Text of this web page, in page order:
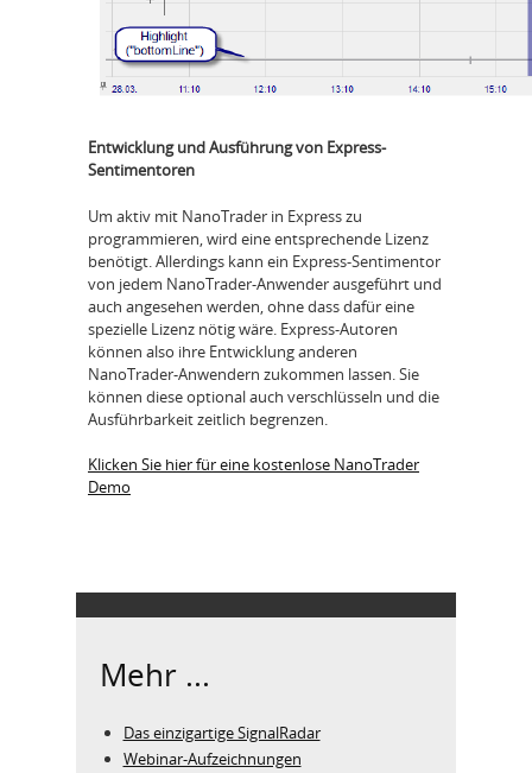
Entwicklung und Ausführung von Express-
Sentimentoren
Um aktiv mit NanoTrader in Express zu
programmieren, wird eine entsprechende Lizenz
benötigt. Allerdings kann ein Express-Sentimentor
von jedem NanoTrader-Anwender ausgeführt und
auch angesehen werden, ohne dass dafür eine
spezielle Lizenz nötig wäre. Express-Autoren
können also ihre Entwicklung anderen
NanoTrader-Anwendern zukommen lassen. Sie
können diese optional auch verschlüsseln und die
Ausführbarkeit zeitlich begrenzen.
Klicken Sie hier für eine kostenlose NanoTrader
Demo
Mehr ...
Das einzigartige SignalRadar
Webinar-Aufzeichnungen